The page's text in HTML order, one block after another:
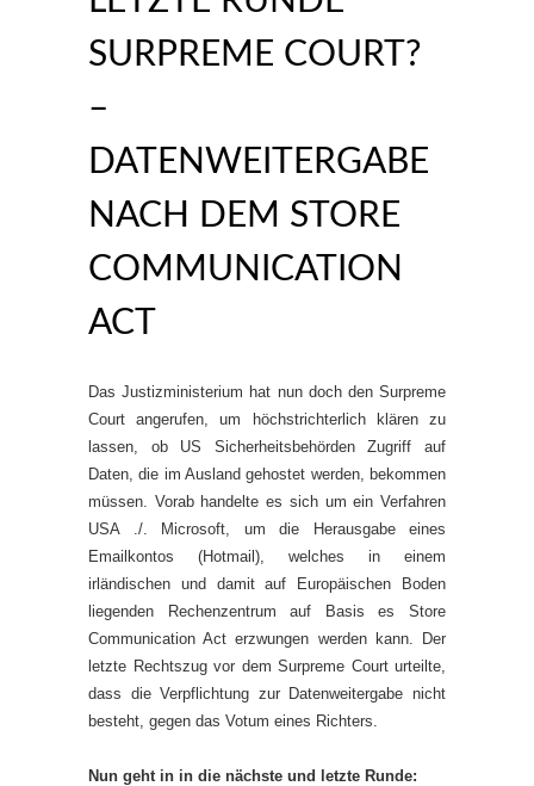
SURPREME COURT?
–
DATENWEITERGABE
NACH DEM STORE
COMMUNICATION
ACT
Das Justizministerium hat nun doch den Surpreme
Court angerufen, um höchstrichterlich klären zu
lassen, ob US Sicherheitsbehörden Zugriff auf
Daten, die im Ausland gehostet werden, bekommen
müssen. Vorab handelte es sich um ein Verfahren
USA ./. Microsoft, um die Herausgabe eines
Emailkontos (Hotmail), welches in einem
irländischen und damit auf Europäischen Boden
liegenden Rechenzentrum auf Basis es Store
Communication Act erzwungen werden kann. Der
letzte Rechtszug vor dem Surpreme Court urteilte,
dass die Verpflichtung zur Datenweitergabe nicht
besteht, gegen das Votum eines Richters.
Nun geht in in die nächste und letzte Runde: